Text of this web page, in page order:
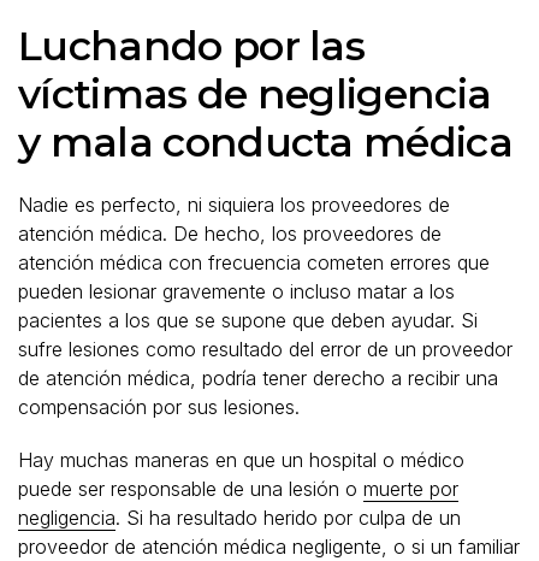
Luchando por las
víctimas de negligencia
y mala conducta médica
Nadie es perfecto, ni siquiera los proveedores de
atención médica. De hecho, los proveedores de
atención médica con frecuencia cometen errores que
pueden lesionar gravemente o incluso matar a los
pacientes a los que se supone que deben ayudar. Si
sufre lesiones como resultado del error de un proveedor
de atención médica, podría tener derecho a recibir una
compensación por sus lesiones.
Hay muchas maneras en que un hospital o médico
puede ser responsable de una lesión o muerte por
negligencia. Si ha resultado herido por culpa de un
proveedor de atención médica negligente, o si un familiar